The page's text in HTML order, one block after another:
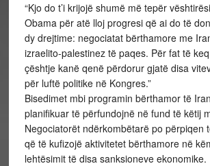
“Kjo do t’i krijojë shumë më tepër
Obama për atë lloj progresi që ai do të
dy drejtime: negociatat bërthamore me
izraelito-palestinez të paqes. Për fat të
çështje kanë qenë përdorur gjatë disa
për luftë politike në Kongres.”
Bisedimet mbi programin bërthamor të
planifikuar të përfundojnë në fund të këtij
Negociatorët ndërkombëtarë po përpiqen
që të kufizojë aktivitetet bërthamore në
lehtësimit të disa sanksioneve ekonomike.